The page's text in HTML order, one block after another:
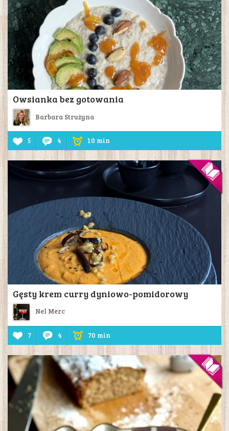
Owsianka bez gotowania
Barbara Strużyna
5 4 10 min
Gęsty krem curry dyniowo-pomidorowy
Nel Merc
7 4 70 min